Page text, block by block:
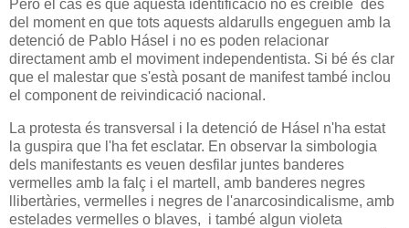
Però el cas és que aquesta identificació no és creïble des
del moment en que tots aquests aldarulls engeguen amb la
detenció de Pablo Hásel i no es poden relacionar
directament amb el moviment independentista. Si bé és clar
que el malestar que s'està posant de manifest també inclou
el component de reivindicació nacional.
La protesta és transversal i la detenció de Hásel n'ha estat
la guspira que l'ha fet esclatar. En observar la simbologia
dels manifestants es veuen desfilar juntes banderes
vermelles amb la falç i el martell, amb banderes negres
llibertàries, vermelles i negres de l'anarcosindicalisme, amb
estelades vermelles o blaves, i també algun violeta